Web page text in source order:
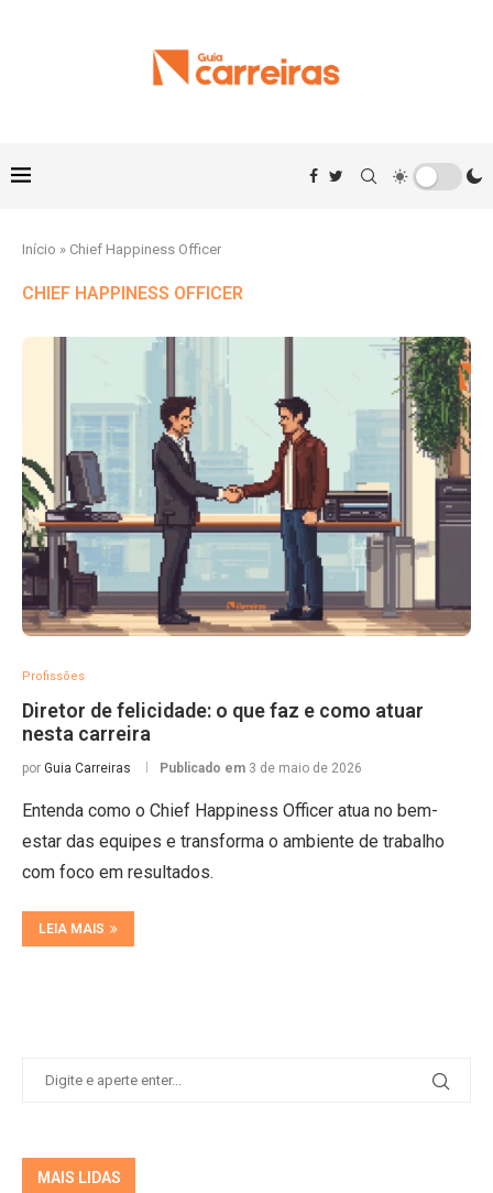
Início » Chief Happiness Officer
CHIEF HAPPINESS OFFICER
Profissões
Diretor de felicidade: o que faz e como atuar
nesta carreira
por Guia Carreiras Publicado em 3 de maio de 2026
Entenda como o Chief Happiness Officer atua no bem-
estar das equipes e transforma o ambiente de trabalho
com foco em resultados.
LEIA MAIS
MAIS LIDAS